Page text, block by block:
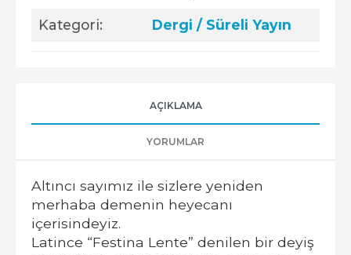
Kategori: Dergi / Süreli Yayın
AÇIKLAMA
YORUMLAR
Altıncı sayımız ile sizlere yeniden
merhaba demenin heyecanı
içerisindeyiz.
Latince “Festina Lente” denilen bir deyiş